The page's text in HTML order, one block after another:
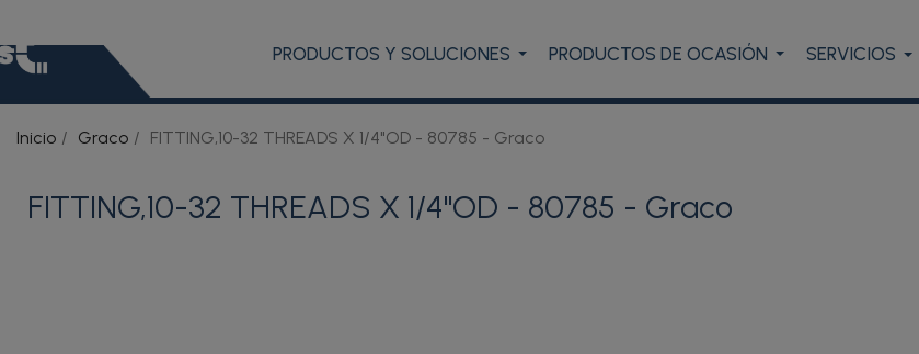
PRODUCTOS Y SOLUCIONES PRODUCTOS DE OCASIÓN SERVICIOS
Inicio Graco FITTING,10-32 THREADS X 1/4"OD - 80785 - Graco
FITTING,10-32 THREADS X 1/4"OD - 80785 - Graco